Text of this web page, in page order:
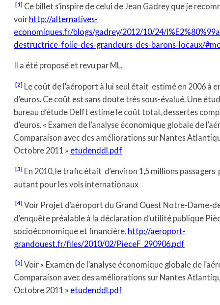
[1] Ce billet s’inspire de celui de Jean Gadrey que je
voir http://alternatives-
economiques.fr/blogs/gadrey/2012/10/24/
destructrice-folie-des-grandeurs-des-barons-locaux/
Il a été proposé et revu par ML.
[2] Le coût de l’aéroport à lui seul était estimé en 2006 à
d’euros. Ce coût est sans doute très sous-évalué. Une
bureau d’étude Delft estime le coût total, dessertes
d’euros. « Examen de l’analyse économique globale de
Comparaison avec des améliorations sur Nantes
Octobre 2011 » etudenddl.pdf
[3] En 2010, le trafic était d’environ 1,5 millions
autant pour les vols internationaux
[4] Voir Projet d’aéroport du Grand Ouest Notre-Dame-
d’enquête préalable à la déclaration d’utilité publique
socioéconomique et financière, http://aeroport-
grandouest.fr/files/2010/02/PieceF_290906.pdf
[5] Voir « Examen de l’analyse économique globale de
Comparaison avec des améliorations sur Nantes
Octobre 2011 » etudenddl.pdf